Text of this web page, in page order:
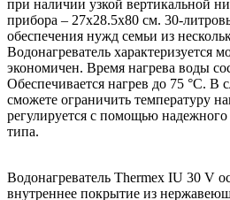
при наличии узкой вертикальной
прибора – 27x28.5x80 см. 30-
обеспечения нужд семьи из
Водонагреватель характеризуется
экономичен. Время нагрева воды
Обеспечивается нагрев до 75 °C. В
сможете ограничить температуру
регулируется с помощью надежного
типа.
Водонагреватель Thermex IU 30 V
внутреннее покрытие из